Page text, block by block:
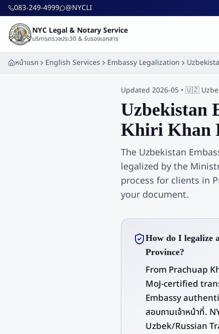
ข้ามไปยังเนื้อหาหลัก
083-249-4999 @NYCLI
NYC Legal & Notary Service
บริการตรวจประวัติ & รับรองเอกสาร
หน้าแรก English Services Embassy Legalization
Updated 2026-05 • 🇺🇿
Uzbekistan
Khiri Khan
The Uzbekistan
legalized by the
process for clients in
your document.
How do I legalize
Province?
From Prachuap
MoJ-certified
Embassy
สอบถามเจ้าหน้าที่.
Uzbek/Russian